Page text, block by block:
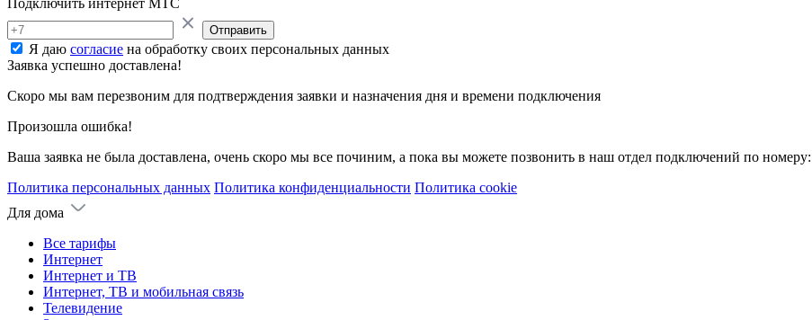
Отправить
Я даю согласие на обработку своих персональных данных
Заявка успешно доставлена!
Скоро мы вам перезвоним для подтверждения заявки и назначения дня и времени подключения
Произошла ошибка!
Ваша заявка не была доставлена, очень скоро мы все починим, а пока вы можете позвонить в наш отдел подключений по номеру:
Политика персональных данных Политика конфиденциальности Политика cookie
Для дома
Все тарифы
Интернет
Интернет и ТВ
Интернет, ТВ и мобильная связь
Телевидение